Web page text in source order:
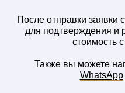
После отправки заявки
для подтверждения и
стоимость
Также вы можете
WhatsApp